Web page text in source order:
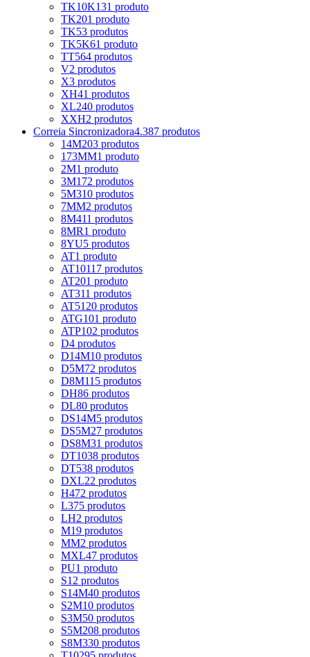
TK10K131 produto
TK201 produto
TK53 produtos
TK5K61 produto
TT564 produtos
V2 produtos
X3 produtos
XH41 produtos
XL240 produtos
XXH2 produtos
Correia Sincronizadora4.387 produtos
14M203 produtos
173MM1 produto
2M1 produto
3M172 produtos
5M310 produtos
7MM2 produtos
8M411 produtos
8MR1 produto
8YU5 produtos
AT1 produto
AT10117 produtos
AT201 produto
AT311 produtos
AT5120 produtos
ATG101 produto
ATP102 produtos
D4 produtos
D14M10 produtos
D5M72 produtos
D8M115 produtos
DH86 produtos
DL80 produtos
DS14M5 produtos
DS5M27 produtos
DS8M31 produtos
DT1038 produtos
DT538 produtos
DXL22 produtos
H472 produtos
L375 produtos
LH2 produtos
M19 produtos
MM2 produtos
MXL47 produtos
PU1 produto
S12 produtos
S14M40 produtos
S2M10 produtos
S3M50 produtos
S5M208 produtos
S8M330 produtos